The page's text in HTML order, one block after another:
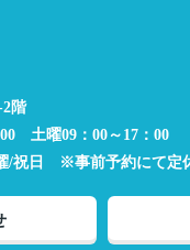
2階
土曜09：00～17：00
/祝日 ※事前予約にて定